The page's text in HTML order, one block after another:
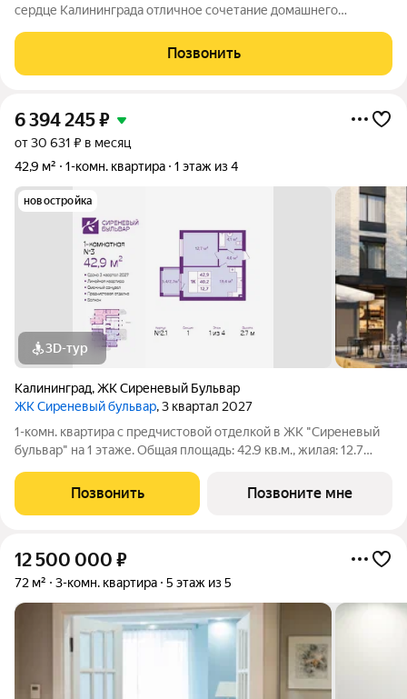
сердце Калининграда отличное сочетание домашнего
для тех, кто ценит спокойную жизнь в проверенном
кирпичном доме и быстрый выход на
Позвонить
6 394 245₽
от 30 631 ₽ в месяц
42,9 м²
1-комн. квартира 1 этаж из 4
новостройка
3D-тур
Калининград,ЖК Сиреневый Бульвар
ЖК Сиреневый бульвар, 3 квартал 2027
1-комн. квартира с предчистовой отделкой в ЖК "Сиреневый
бульвар" на 1 этаже. Общая площадь: 42.9 кв.м., жилая: 12.7
выходят на одну сторону. В квартире один балкон, один
совмещенный
Позвонить Позвоните мне
12 500 000 ₽
72 м² 3-комн. квартира 5 этаж из 5